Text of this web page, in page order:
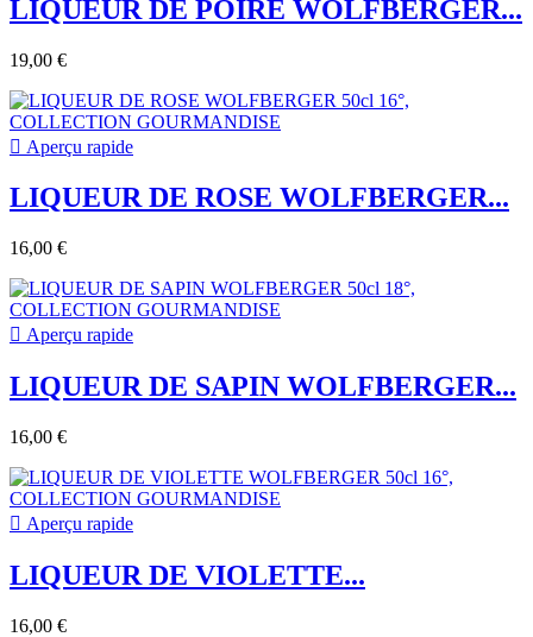
LIQUEUR DE POIRE WOLFBERGER...
19,00 €
 Aperçu rapide
LIQUEUR DE ROSE WOLFBERGER...
16,00 €
 Aperçu rapide
LIQUEUR DE SAPIN WOLFBERGER...
16,00 €
 Aperçu rapide
LIQUEUR DE VIOLETTE...
16,00 €